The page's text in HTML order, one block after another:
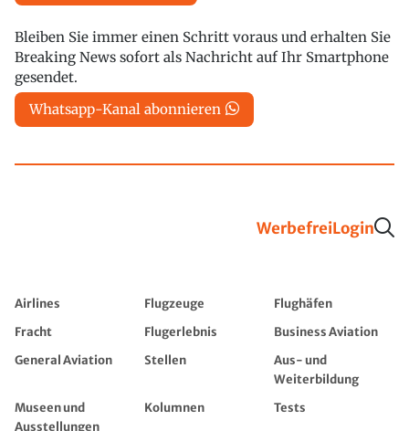
Bleiben Sie immer einen Schritt voraus und erhalten Sie
Breaking News sofort als Nachricht auf Ihr Smartphone
gesendet.
Whatsapp-Kanal abonnieren
WerbefreiLogin
Airlines Flugzeuge
Flughäfen
Fracht
Flugerlebnis
Business Aviation
General Aviation
Stellen
Aus- und
Weiterbildung
Museen und
Ausstellungen
Kolumnen Tests